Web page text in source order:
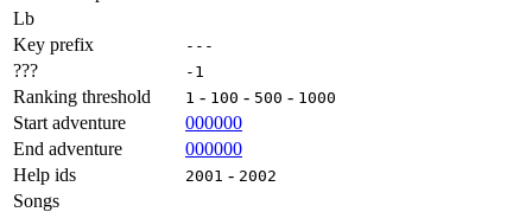
Lb
Key prefix
---
??? -1
Ranking threshold 1 - 100 - 500 - 1000
Start adventure
000000
End adventure
000000
Help ids
2001 - 2002
Songs